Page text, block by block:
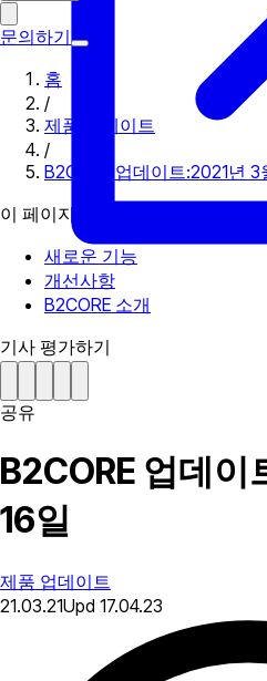
문의하기
홈
/
제품 업데이트
/
B2CORE 업데이트:2021년 3
이 페이지에서
새로운 기능
개선사항
B2CORE 소개
기사 평가하기
공유
B2CORE 업데이
16일
제품 업데이트
21.03.21Upd 17.04.23